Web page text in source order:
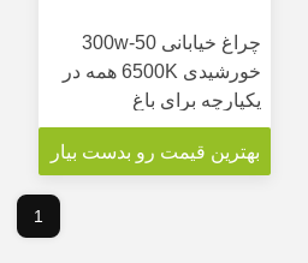
چراغ خیابانی 50-300w
خورشیدی 6500K همه در
یکپارچه برای باغ
بهترین قیمت رو بدست بیار
1